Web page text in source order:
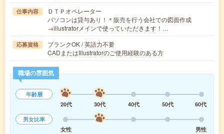
仕事内容
ＤＴＰオペレーター
パソコンは貸与あり！＊販売を行う会社での図面作成
→illustratorメインで使っていただきます！…
応募資格
ブランクOK / 英語力不要
CADまたはIllustratorのご使用経験のある方
職場の雰囲気
年齢層
20代
30代 40代 50代
60代
男女比率
女性
男性